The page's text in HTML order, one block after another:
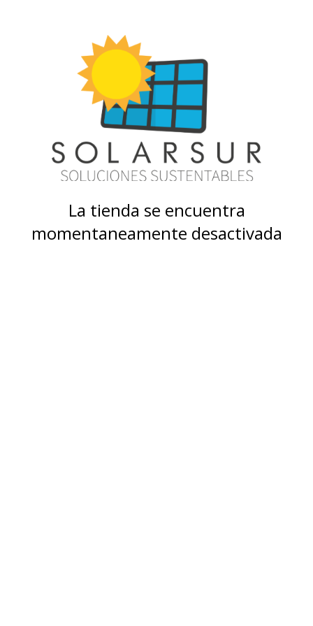
La tienda se encuentra
momentaneamente desactivada